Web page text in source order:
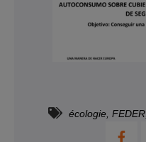
écologie FEDER